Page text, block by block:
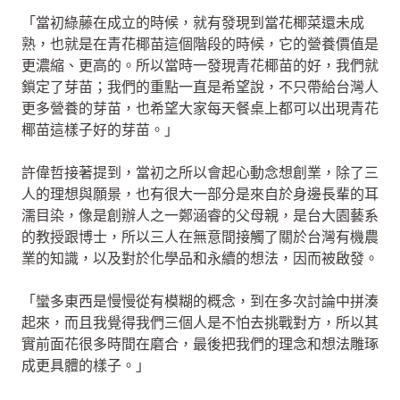
「當初綠藤在成立的時候，就有發現到當花椰菜還未成
熟，也就是在青花椰苗這個階段的時候，它的營養價值是
更濃縮、更高的。所以當時一發現青花椰苗的好，我們就
鎖定了芽苗；我們的重點一直是希望說，不只帶給台灣人
更多營養的芽苗，也希望大家每天餐桌上都可以出現青花
椰苗這樣子好的芽苗。」
許偉哲接著提到，當初之所以會起心動念想創業，除了三
人的理想與願景，也有很大一部分是來自於身邊長輩的耳
濡目染，像是創辦人之一鄭涵睿的父母親，是台大園藝系
的教授跟博士，所以三人在無意間接觸了關於台灣有機農
業的知識，以及對於化學品和永續的想法，因而被啟發。
「蠻多東西是慢慢從有模糊的概念，到在多次討論中拼湊
起來，而且我覺得我們三個人是不怕去挑戰對方，所以其
實前面花很多時間在磨合，最後把我們的理念和想法雕琢
成更具體的樣子。」